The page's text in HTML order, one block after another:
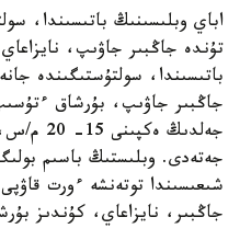
اباي وبلىسىنىڭ باتىسىندا،
تۇندە جاڭبىر جاۋىپ،
باتىسىندا، سولتۇستىگىندە
جاڭبىر جاۋىپ، بۇرشاق
جەتەدى. وبلىستىڭ باسىم
شىعىسىندا توتەنشە ءورت
جاڭبىر، نايزاعاي، كۇندىز